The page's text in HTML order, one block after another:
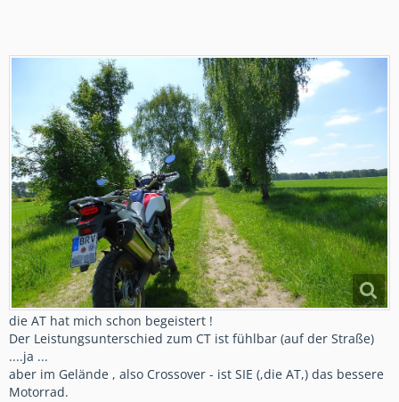
die AT hat mich schon begeistert !
Der Leistungsunterschied zum CT ist fühlbar (auf der Straße)
....ja ...
aber im Gelände , also Crossover - ist SIE (,die AT,) das bessere
Motorrad.